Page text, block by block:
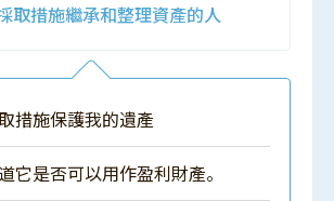
取措施繼承和整理資產的人
措施保護我的遺產
它是否可以用作盈利財產。